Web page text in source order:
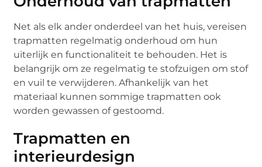
Net als elk ander onderdeel van het huis, vereisen
trapmatten regelmatig onderhoud om hun
uiterlijk en functionaliteit te behouden. Het is
belangrijk om ze regelmatig te stofzuigen om stof
en vuil te verwijderen. Afhankelijk van het
materiaal kunnen sommige trapmatten ook
worden gewassen of gestoomd.
Trapmatten en
interieurdesign